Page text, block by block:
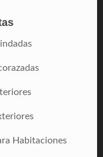
Habitaciones